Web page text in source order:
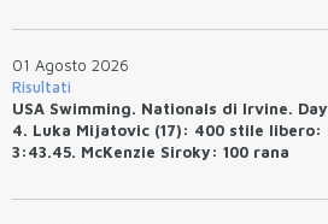
01 Agosto 2026
Risultati
USA Swimming. Nationals di Irvine. Day
4. Luka Mijatovic (17): 400 stile libero:
3:43.45. McKenzie Siroky: 100 rana
Avakov: 100 rana (58.87).